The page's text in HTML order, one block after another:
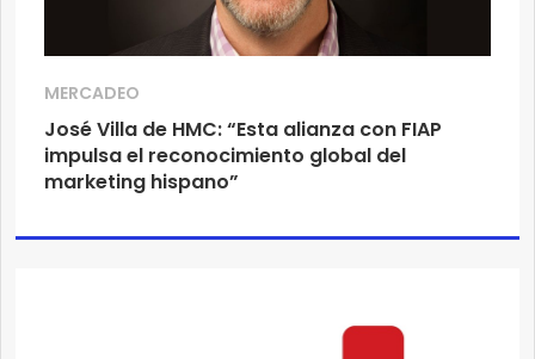
MERCADEO
José Villa de HMC: “Esta alianza con FIAP
impulsa el reconocimiento global del
marketing hispano”